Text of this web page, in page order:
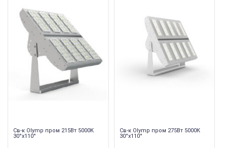
Св-к Olymp пром 215Вт 5000К
30°х110°
Св-к Olymp пром 275Вт 5000К
30°х110°